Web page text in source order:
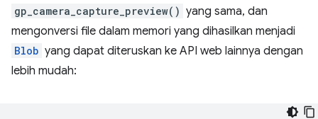
gp_camera_capture_preview() yang sama, dan
mengonversi file dalam memori yang dihasilkan menjadi
Blob yang dapat diteruskan ke API web lainnya dengan
lebih mudah: